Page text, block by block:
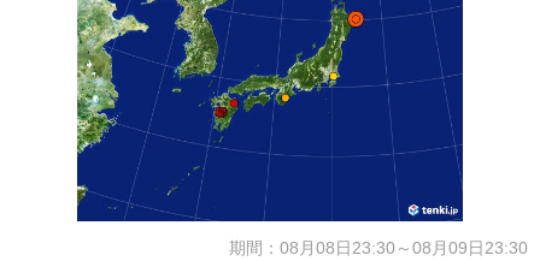
期間：08月08日23:30～08月09日23:30